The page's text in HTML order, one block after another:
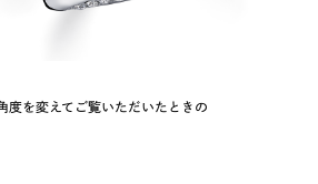
度を変えてご覧いただいたときの